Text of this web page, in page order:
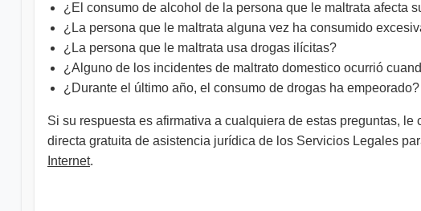
¿El consumo de alcohol de la persona que le maltrata afecta
¿La persona que le maltrata alguna vez ha consumido
¿La persona que le maltrata usa drogas ilícitas?
¿Alguno de los incidentes de maltrato domestico ocurrió
¿Durante el último año, el consumo de drogas ha empeorado?
Si su respuesta es afirmativa a cualquiera de estas preguntas,
directa gratuita de asistencia jurídica de los Servicios Legales
Internet.